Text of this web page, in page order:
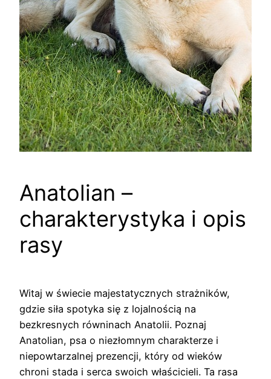
Anatolian –
charakterystyka i opis
rasy
Witaj w świecie majestatycznych strażników,
gdzie siła spotyka się z lojalnością na
bezkresnych równinach Anatolii. Poznaj
Anatolian, psa o niezłomnym charakterze i
niepowtarzalnej prezencji, który od wieków
chroni stada i serca swoich właścicieli. Ta rasa